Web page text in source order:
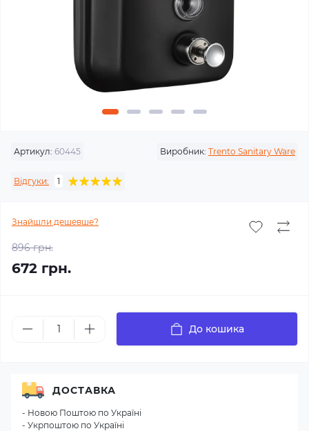
Артикул: 60445 Виробник: Trento Sanitary Ware
Відгуки: 1
Знайшли дешевше?
896 грн.
672 грн.
До кошика
ДОСТАВКА
- Новою Поштою по Україні
- Укрпоштою по Україні